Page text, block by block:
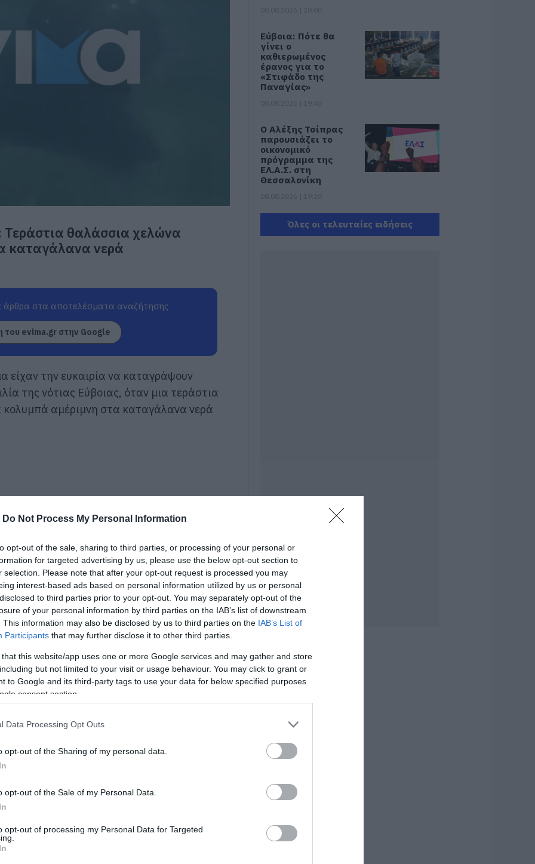
Do Not Process My Personal Information
opt-out of the sale, sharing to third parties, or processing of your personal or
for targeted advertising by us, please use the below opt-out section to
selection. Please note that after your opt-out request is processed you may
interest-based ads based on personal information utilized by us or personal
to third parties prior to your opt-out. You may separately opt-out of the
of your personal information by third parties on the IAB’s list of downstream
This information may also be disclosed by us to third parties on the IAB’s List of
Participants that may further disclose it to other third parties.
that this website/app uses one or more Google services and may gather and store
but not limited to your visit or usage behaviour. You may click to grant or
to Google and its third-party tags to use your data for below specified purposes
consent section.
Data Processing Opt Outs
opt-out of the Sharing of my personal data.
opt-out of the Sale of my Personal Data.
opt-out of processing my Personal Data for Targeted
θαλάσσια χελώνα
καταγάλανα νερά
στα αποτελέσματα αναζήτησης
του evima.gr στην Google
είχαν την ευκαιρία να καταγράψουν
της νότιας Εύβοιας, όταν μια τεράστια
αμέριμνη στα καταγάλανα νερά
για αρκετή ώρα κοντά στην ακτή,
την Παναγίτσα, προσφέροντας μοναδικές
το evima.gr καταγράφει τη θαλάσσια
αποδεικνύοντας για ακόμη μία φορά
φιλοξενεί η Εύβοια.
είδος και η παρουσία τους
σημαντική για το θαλάσσιο
ότι σε περίπτωση συνάντησης με χελώνα
να αποφεύγεται κάθε ενόχληση και να
εικόνες από την τεράστια
Εύβοια: Πότε θα
γίνει ο
καθιερωμένος
έρανος για το
«Στιφάδο της
Παναγίας»
Ο Αλέξης Τσίπρας
παρουσιάζει το
οικονομικό
πρόγραμμα της
ΕΛ.Α.Σ. στη
Θεσσαλονίκη
Κάνεις δεν ξεχνά τι
έζησε η Εύβοια πριν
Σε πελάγη ευτυχίας
αντιδήμαρχος στην
τρίτη φορά
παππούς!
08.08.2026 | 17:40
Ευρυδίκη Βαλαβάνη:
Οι οικογενειακές
διακοπές στην
Εύβοια! Δείτε σε
08.08.2026 | 17:20
«Κόκκινος»
Εύβοια: Red Code
Αυξημένη
ετοιμότητα παντού
08.08.2026 | 17:00
80χρονη για κράνος!
08.08.2026 | 16:40
Θρήνος σε όλη την
Όλες οι τελευταίες ειδήσεις